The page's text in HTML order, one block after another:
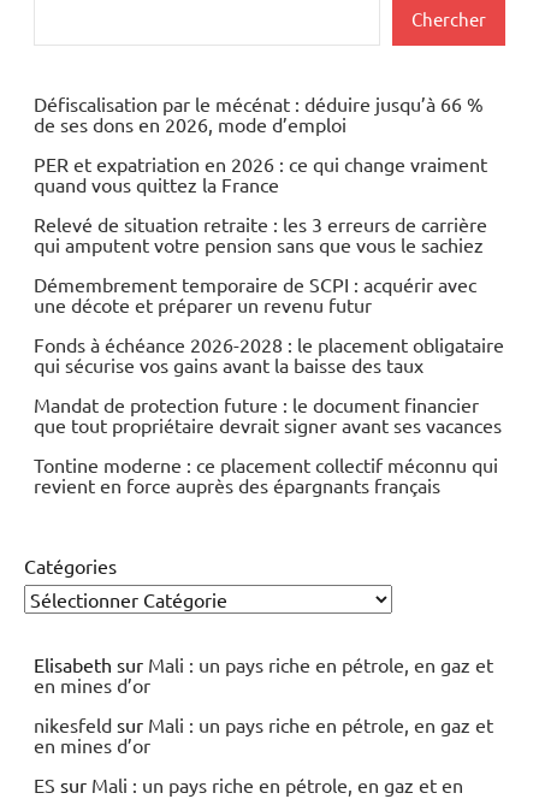
Chercher
Défiscalisation par le mécénat : déduire jusqu’à 66 %
de ses dons en 2026, mode d’emploi
PER et expatriation en 2026 : ce qui change vraiment
quand vous quittez la France
Relevé de situation retraite : les 3 erreurs de carrière
qui amputent votre pension sans que vous le sachiez
Démembrement temporaire de SCPI : acquérir avec
une décote et préparer un revenu futur
Fonds à échéance 2026-2028 : le placement obligataire
qui sécurise vos gains avant la baisse des taux
Mandat de protection future : le document financier
que tout propriétaire devrait signer avant ses vacances
Tontine moderne : ce placement collectif méconnu qui
revient en force auprès des épargnants français
Catégories
Elisabeth sur Mali : un pays riche en pétrole, en gaz et
en mines d’or
nikesfeld sur Mali : un pays riche en pétrole, en gaz et
en mines d’or
ES sur Mali : un pays riche en pétrole, en gaz et en